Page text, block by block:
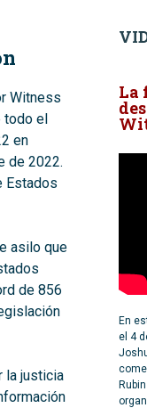
Witness
todo el
en
de 2022.
Estados
asilo que
de 856
la justicia
La
En
el 4